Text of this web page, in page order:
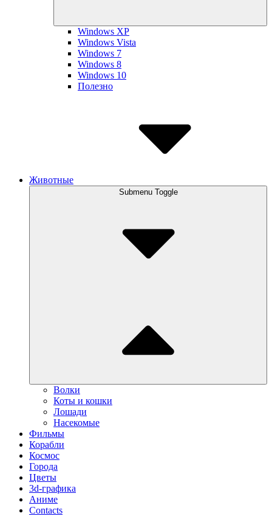
Windows XP
Windows Vista
Windows 7
Windows 8
Windows 10
Полезно
Животные
Submenu Toggle
Волки
Коты и кошки
Лошади
Насекомые
Фильмы
Корабли
Космос
Города
Цветы
3d-графика
Аниме
Contacts